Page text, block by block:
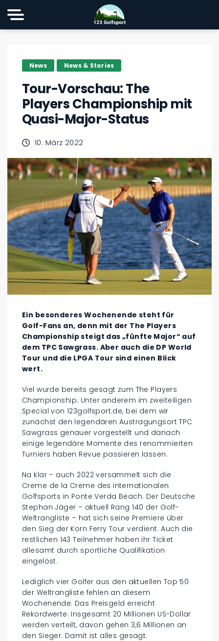
News News & Stories
Tour-Vorschau: The
Players Championship mit
Quasi-Major-Status
10. März 2022
Ein besonderes Wochenende steht für
Golf-Fans an, denn mit der The Players
Championship steigt das „fünfte Major“ auf
dem TPC Sawgrass. Aber auch die DP World
Tour und die LPGA Tour sind einen Blick
wert.
Viel wurde bereits gesagt zum The Players
Championship. Unter anderem im zweiteiligen
Special von 123golfsport.de, bei dem wir
zunächst den legendären Austragungsort TPC
Sawgrass genauer vorgestellt und danach
einige legendäre Momente des renommierten
Turniers haben Revue passieren lassen.
Na klar – auch 2022 versammelt sich die
Creme de la Creme des internationalen
Golfsports in Ponte Verda Beach. Der Deutsche
Stephan Jäger – aktuell Rang 140 der Golf-
Weltrangliste – hat sich seine Premiere über
den Sieg der Korn Ferry Tour verdient. Auch die
restlichen 143 Teilnehmer haben ihr Ticket
allesamt durch sportliche Qualifikation
eingelöst.
Lediglich vier Golfer aus den aktuellen Top 50
der Weltrangliste fehlen an diesem
Wochenende. Das Preisgeld erreicht
Rekordwerte: Insgesamt 20 Millionen US-Dollar
werden verteilt, davon gehen 3,6 Millionen an
den Sieger. Damit ist alles gesagt.